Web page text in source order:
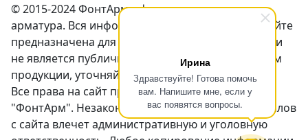
Ирина
Здравствуйте! Готова помочь
вам. Напишите мне, если у
вас появятся вопросы.
© 2015-2024 ФонтАрм – фонтанная устьевая
арматура. Вся информация предсталенная на сайте
предназначена для ознакомления с продукцией и
не является публичной оффертой. Перед заказом
продукции, уточняйте цены у менеджеров.
Все права на сайт принадлежат компании
"ФонтАрм". Незаконное использование материалов
с сайта влечет административную и уголовную